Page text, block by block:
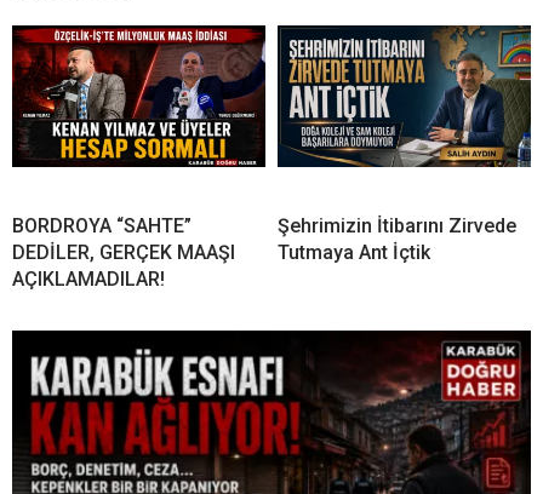
BORDROYA “SAHTE”
DEDİLER, GERÇEK MAAŞI
AÇIKLAMADILAR!
Şehrimizin İtibarını Zirvede
Tutmaya Ant İçtik